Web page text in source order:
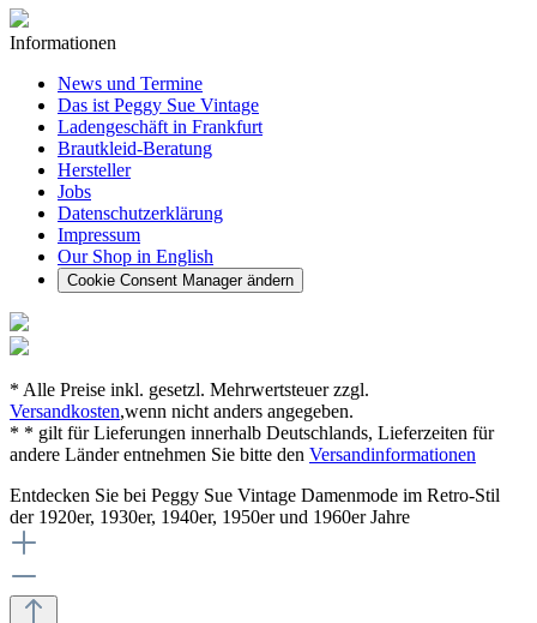
Informationen
News und Termine
Das ist Peggy Sue Vintage
Ladengeschäft in Frankfurt
Brautkleid-Beratung
Hersteller
Jobs
Datenschutzerklärung
Impressum
Our Shop in English
Cookie Consent Manager ändern
* Alle Preise inkl. gesetzl. Mehrwertsteuer zzgl.
Versandkosten,wenn nicht anders angegeben.
* * gilt für Lieferungen innerhalb Deutschlands, Lieferzeiten für
andere Länder entnehmen Sie bitte den Versandinformationen
Entdecken Sie bei Peggy Sue Vintage Damenmode im Retro-Stil
der 1920er, 1930er, 1940er, 1950er und 1960er Jahre